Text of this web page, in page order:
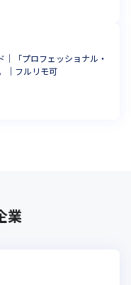
｜「プロフェッショナル・
｜フルリモ可
業